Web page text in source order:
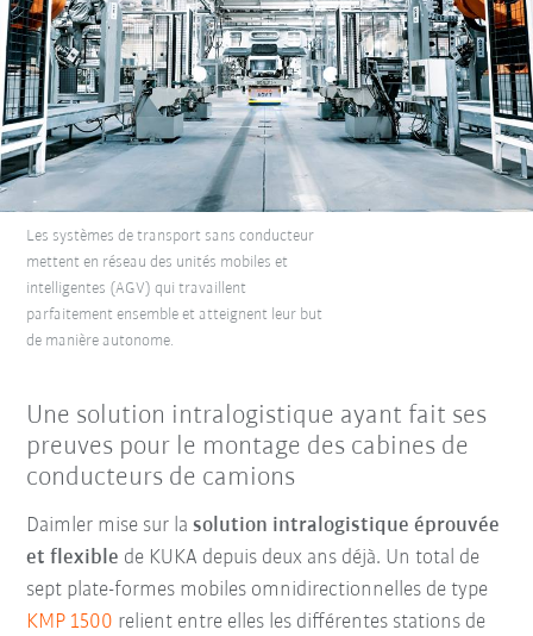
Les systèmes de transport sans conducteur
mettent en réseau des unités mobiles et
intelligentes (AGV) qui travaillent
parfaitement ensemble et atteignent leur but
de manière autonome.
Une solution intralogistique ayant fait ses
preuves pour le montage des cabines de
conducteurs de camions
Daimler mise sur lasolution intralogistique éprouvée
et flexible de KUKA depuis deux ans déjà. Un total de
sept plate-formes mobiles omnidirectionnelles de type
KMP 1500 relient entre elles les différentes stations de